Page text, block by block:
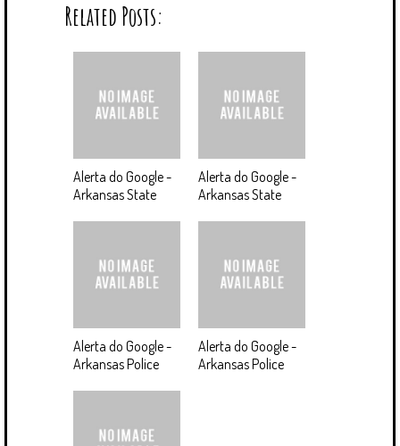
Related Posts:
Alerta do Google -
Arkansas State
Alerta do Google -
Arkansas State
Alerta do Google -
Arkansas Police
Alerta do Google -
Arkansas Police